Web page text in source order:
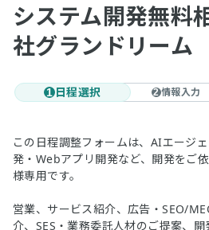
システム開発無料
社グランドリーム
1 日程選択 2情報入力
この日程調整フォームは、AIエージ
発・Webアプリ開発など、開発をご
様専用です。
営業、サービス紹介、広告・SEO/
介、SES・業務委託人材のご提案、